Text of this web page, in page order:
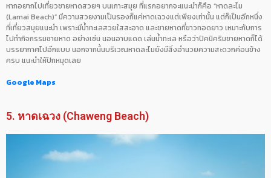
หากอยากไปเที่ยวชายหาดสวยๆ บนเกาะสมุย ที่แรกอยากจะแนะนำก็คือ “หาดละไม
(Lamai Beach)” มีความสวยงามเป็นรองก็แค่หาดเฉวงแต่เพียงเท่านั้น แต่ก็เป็นอีกหนึ่ง
ที่เที่ยวสมุยแนะนำ เพราะมีน้ำทะเลสวยใสสะอาด และชายหาดที่ขาวทอดยาว เหมาะกับการ
ไปทำกิจกรรมชายหาด อย่างเช่น นอนอาบแดด เล่นน้ำทะเล หรือว่าปิคนิคริมชายหาดก็ได้
บรรยากาศไปอีกแบบ นอกจากนั้นบริเวณหาดละไมยังมีสิ่งอำนวยความสะดวกค่อนข้าง
ครบ แนะนำให้ปักหมุดเลย
Google Maps
5. หาดเฉวง (Chaweng Beach)